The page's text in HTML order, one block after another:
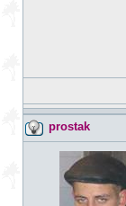
prostak